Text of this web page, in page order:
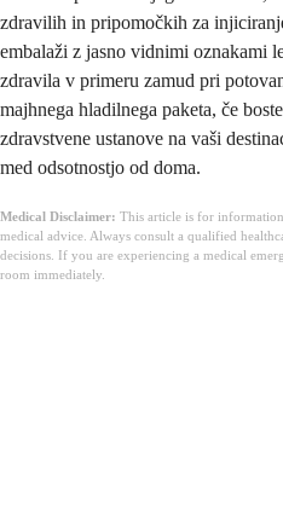
zdravilih in pripomočkih za
embalaži z jasno vidnimi oznakami
zdravila v primeru zamud pri
majhnega hladilnega paketa, če
zdravstvene ustanove na vaši
med odsotnostjo od doma.
Medical Disclaimer: This article is for
medical advice. Always consult a qualified
decisions. If you are experiencing a medical
room immediately.